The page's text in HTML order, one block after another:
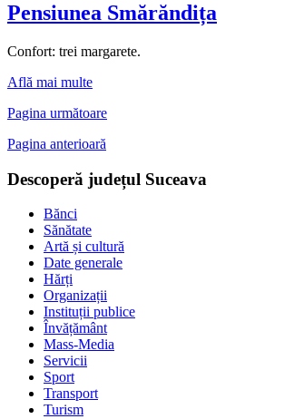
Pensiunea Smărăndița
Confort: trei margarete.
Află mai multe
Pagina următoare
Pagina anterioară
Descoperă județul Suceava
Bănci
Sănătate
Artă și cultură
Date generale
Hărți
Organizații
Instituții publice
Învățământ
Mass-Media
Servicii
Sport
Transport
Turism